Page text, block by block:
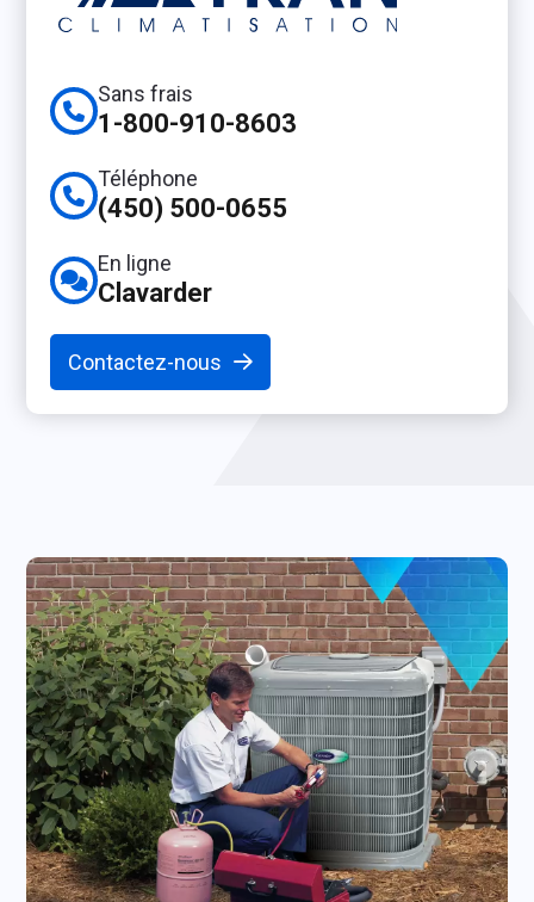
Sans frais
1-800-910-8603
Téléphone
(450) 500-0655
En ligne
Clavarder
Contactez-nous